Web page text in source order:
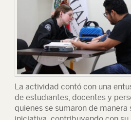
La actividad contó con una
de estudiantes, docentes y
quienes se sumaron de manera